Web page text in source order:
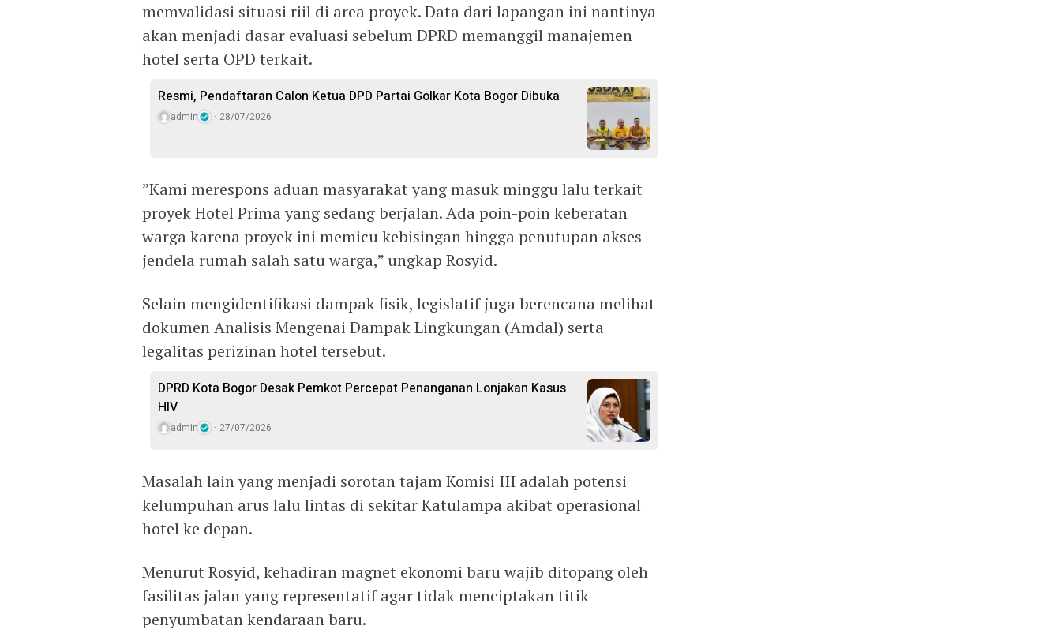
memvalidasi situasi riil di area proyek. Data dari lapangan ini nantinya
akan menjadi dasar evaluasi sebelum DPRD memanggil manajemen
hotel serta OPD terkait.
Resmi, Pendaftaran Calon Ketua DPD Partai Golkar Kota Bogor Dibuka
admin 28/07/2026
​”Kami merespons aduan masyarakat yang masuk minggu lalu terkait
proyek Hotel Prima yang sedang berjalan. Ada poin-poin keberatan
warga karena proyek ini memicu kebisingan hingga penutupan akses
jendela rumah salah satu warga,” ungkap Rosyid.
​Selain mengidentifikasi dampak fisik, legislatif juga berencana melihat
dokumen Analisis Mengenai Dampak Lingkungan (Amdal) serta
legalitas perizinan hotel tersebut.
DPRD Kota Bogor Desak Pemkot Percepat Penanganan Lonjakan Kasus
HIV
admin 27/07/2026
​Masalah lain yang menjadi sorotan tajam Komisi III adalah potensi
kelumpuhan arus lalu lintas di sekitar Katulampa akibat operasional
hotel ke depan.
Menurut Rosyid, kehadiran magnet ekonomi baru wajib ditopang oleh
fasilitas jalan yang representatif agar tidak menciptakan titik
penyumbatan kendaraan baru.